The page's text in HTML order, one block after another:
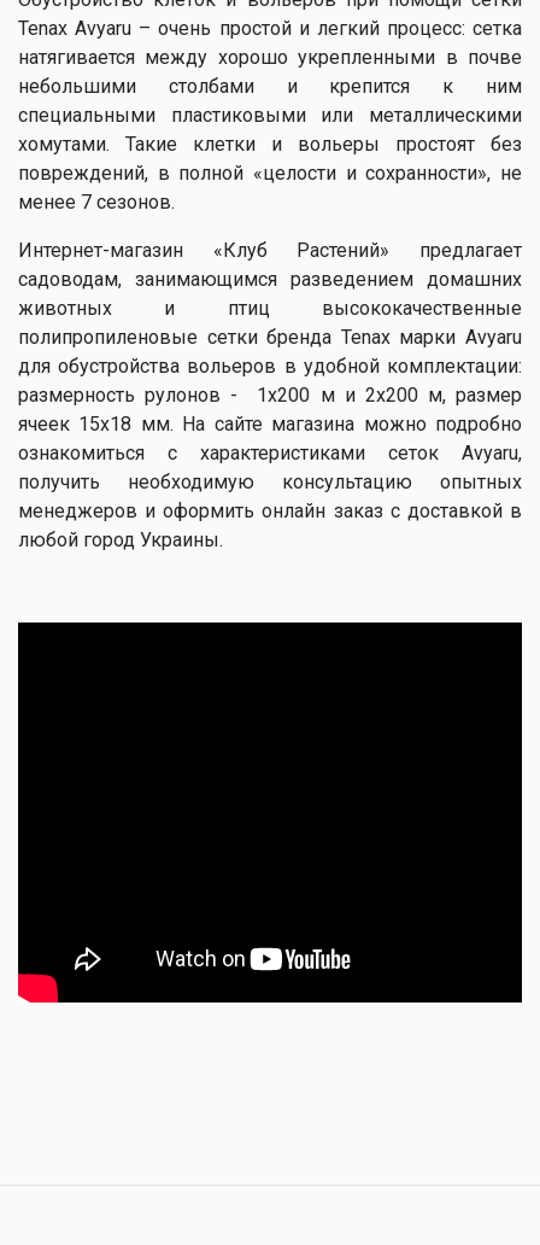
Tenax Avyaru – очень простой и легкий процесс: сетка
натягивается между хорошо укрепленными в почве
небольшими столбами и крепится к ним
специальными пластиковыми или металлическими
хомутами. Такие клетки и вольеры простоят без
повреждений, в полной «целости и сохранности», не
менее 7 сезонов.
Интернет-магазин «Клуб Растений» предлагает
садоводам, занимающимся разведением домашних
животных и птиц высококачественные
полипропиленовые сетки бренда Tenax марки Avyaru
для обустройства вольеров в удобной комплектации:
размерность рулонов - 1х200 м и 2х200 м, размер
ячеек 15х18 мм. На сайте магазина можно подробно
ознакомиться с характеристиками сеток Avyaru,
получить необходимую консультацию опытных
менеджеров и оформить онлайн заказ с доставкой в
любой город Украины.